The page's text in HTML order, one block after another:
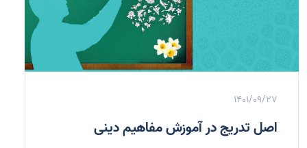
1401/09/27
اصل تدریج در آموزش مفاهیم دینی